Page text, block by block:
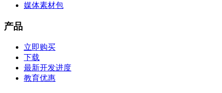
媒体素材包
产品
立即购买
下载
最新开发进度
教育优惠